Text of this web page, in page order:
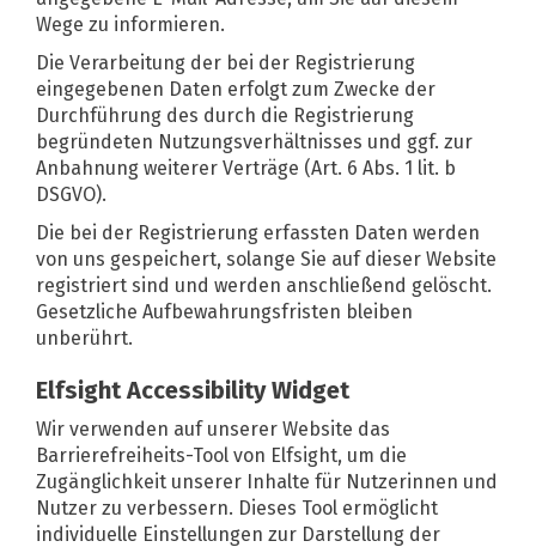
Wege zu informieren.
Die Verarbeitung der bei der Registrierung
eingegebenen Daten erfolgt zum Zwecke der
Durchführung des durch die Registrierung
begründeten Nutzungsverhältnisses und ggf. zur
Anbahnung weiterer Verträge (Art. 6 Abs. 1 lit. b
DSGVO).
Die bei der Registrierung erfassten Daten werden
von uns gespeichert, solange Sie auf dieser Website
registriert sind und werden anschließend gelöscht.
Gesetzliche Aufbewahrungsfristen bleiben
unberührt.
Elfsight Accessibility Widget
Wir verwenden auf unserer Website das
Barrierefreiheits-Tool von Elfsight, um die
Zugänglichkeit unserer Inhalte für Nutzerinnen und
Nutzer zu verbessern. Dieses Tool ermöglicht
individuelle Einstellungen zur Darstellung der